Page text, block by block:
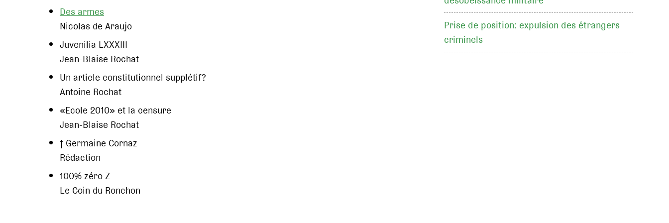
Des armes
Nicolas de Araujo
Juvenilia LXXXIII
Jean-Blaise Rochat
Un article constitutionnel supplétif?
Antoine Rochat
«Ecole 2010» et la censure
Jean-Blaise Rochat
† Germaine Cornaz
Rédaction
100% zéro Z
Le Coin du Ronchon
Prise de position: expulsion des étrangers
criminels